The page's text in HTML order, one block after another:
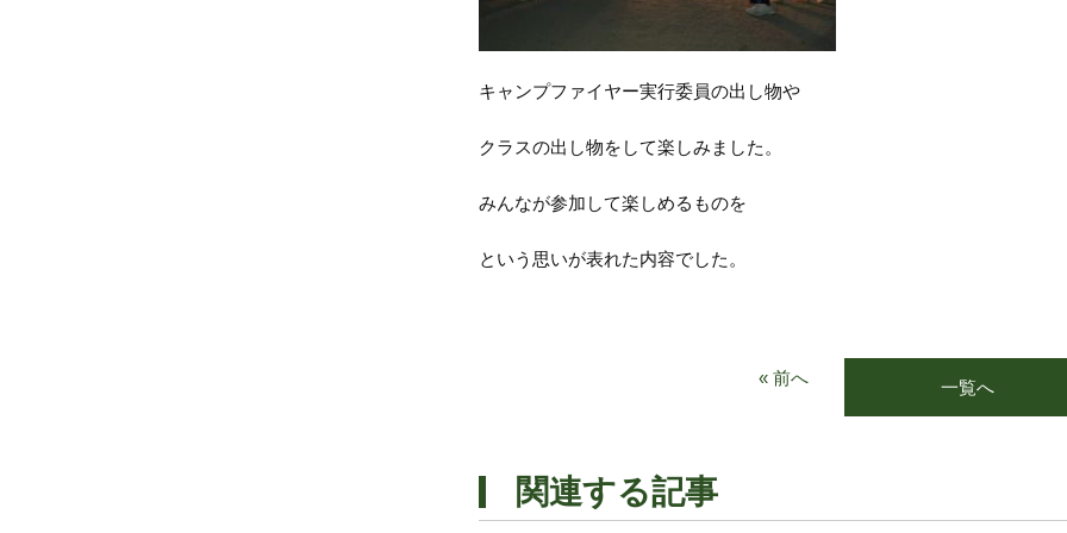
キャンプファイヤー実行委員の出し物や
クラスの出し物をして楽しみました。
みんなが参加して楽しめるものを
という思いが表れた内容でした。
« 前へ 一覧へ
関連する記事